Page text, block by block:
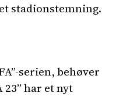
stadionstemning.
serien, behøver
har et nyt